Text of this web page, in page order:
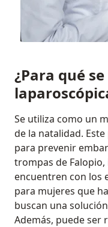
¿Para qué
Se utiliza como un
de la natalidad.
para prevenir
trompas de
encuentren con los
para mujeres que
buscan una
Además, puede ser